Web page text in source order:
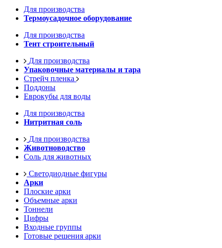
Для производства
Термоусадочное оборудование
Для производства
Тент строительный
Для производства
Упаковочные материалы и тара
Стрейч пленка
Поддоны
Еврокубы для воды
Для производства
Нитритная соль
Для производства
Животноводство
Соль для животных
Светодиодные фигуры
Арки
Плоские арки
Объемные арки
Тоннели
Цифры
Входные группы
Готовые решения арки